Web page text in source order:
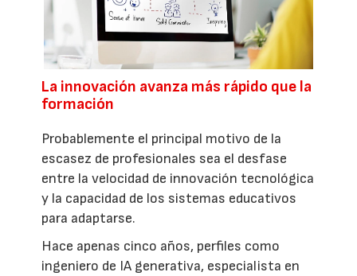
La innovación avanza más rápido que la
formación
Probablemente el principal motivo de la
escasez de profesionales sea el desfase
entre la velocidad de innovación tecnológica
y la capacidad de los sistemas educativos
para adaptarse.
Hace apenas cinco años, perfiles como
ingeniero de IA generativa, especialista en